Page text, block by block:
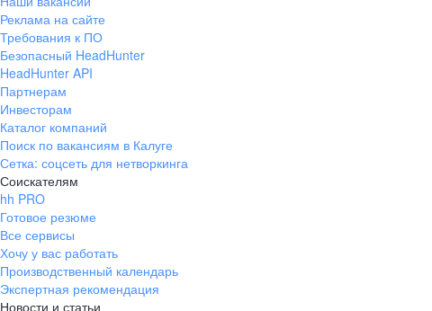
Реклама на сайте
Требования к ПО
Безопасный HeadHunter
HeadHunter API
Партнерам
Инвесторам
Каталог компаний
Поиск по вакансиям в Калуге
Сетка: соцсеть для нетворкинга
Соискателям
hh PRO
Готовое резюме
Все сервисы
Хочу у вас работать
Производственный календарь
Экспертная рекомендация
Новости и статьи